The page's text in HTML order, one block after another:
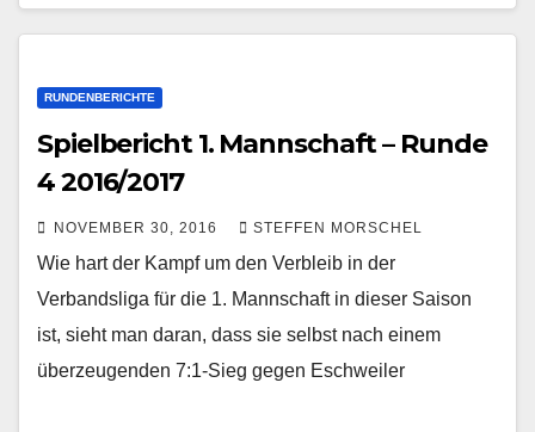
RUNDENBERICHTE
Spielbericht 1. Mannschaft – Runde
4 2016/2017
NOVEMBER 30, 2016 STEFFEN MORSCHEL
Wie hart der Kampf um den Verbleib in der
Verbandsliga für die 1. Mannschaft in dieser Saison
ist, sieht man daran, dass sie selbst nach einem
überzeugenden 7:1-Sieg gegen Eschweiler